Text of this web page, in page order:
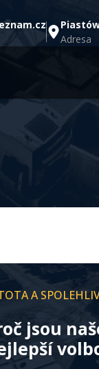
Adresa
A
jsou